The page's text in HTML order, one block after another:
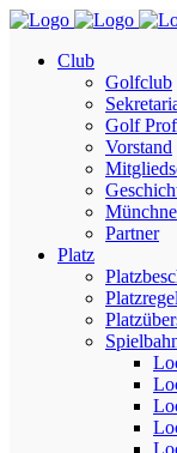
Club
Golfclub
Golf
Vorstand
Partner
Platz